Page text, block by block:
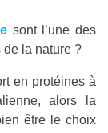
sont l’une des
la nature ?
en protéines à
alors la
être le choix